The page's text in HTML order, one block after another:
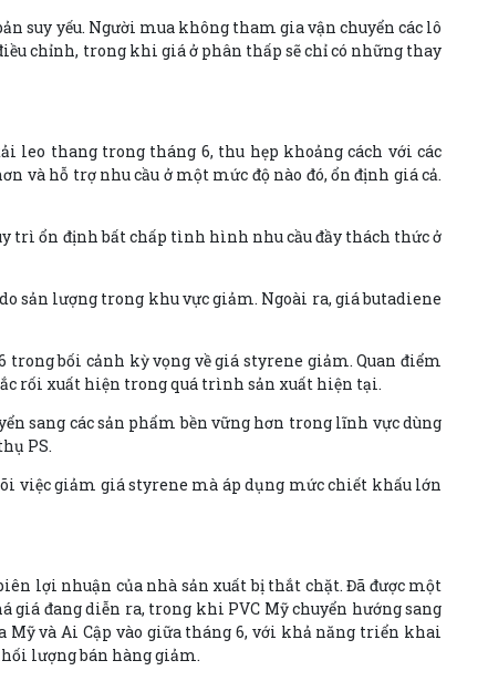
suy yếu. Người mua không tham gia vận chuyển các lô
chỉnh, trong khi giá ở phân thấp sẽ chỉ có những thay
leo thang trong tháng 6, thu hẹp khoảng cách với các
hỗ trợ nhu cầu ở một mức độ nào đó, ổn định giá cả.
trì ổn định bất chấp tình hình nhu cầu đầy thách thức ở
sản lượng trong khu vực giảm. Ngoài ra, giá butadiene
bối cảnh kỳ vọng về giá styrene giảm. Quan điểm
rối xuất hiện trong quá trình sản xuất hiện tại.
sang các sản phẩm bền vững hơn trong lĩnh vực dùng
PS.
việc giảm giá styrene mà áp dụng mức chiết khấu lớn
lợi nhuận của nhà sản xuất bị thắt chặt. Đã được một
đang diễn ra, trong khi PVC Mỹ chuyển hướng sang
và Ai Cập vào giữa tháng 6, với khả năng triển khai
lượng bán hàng giảm.